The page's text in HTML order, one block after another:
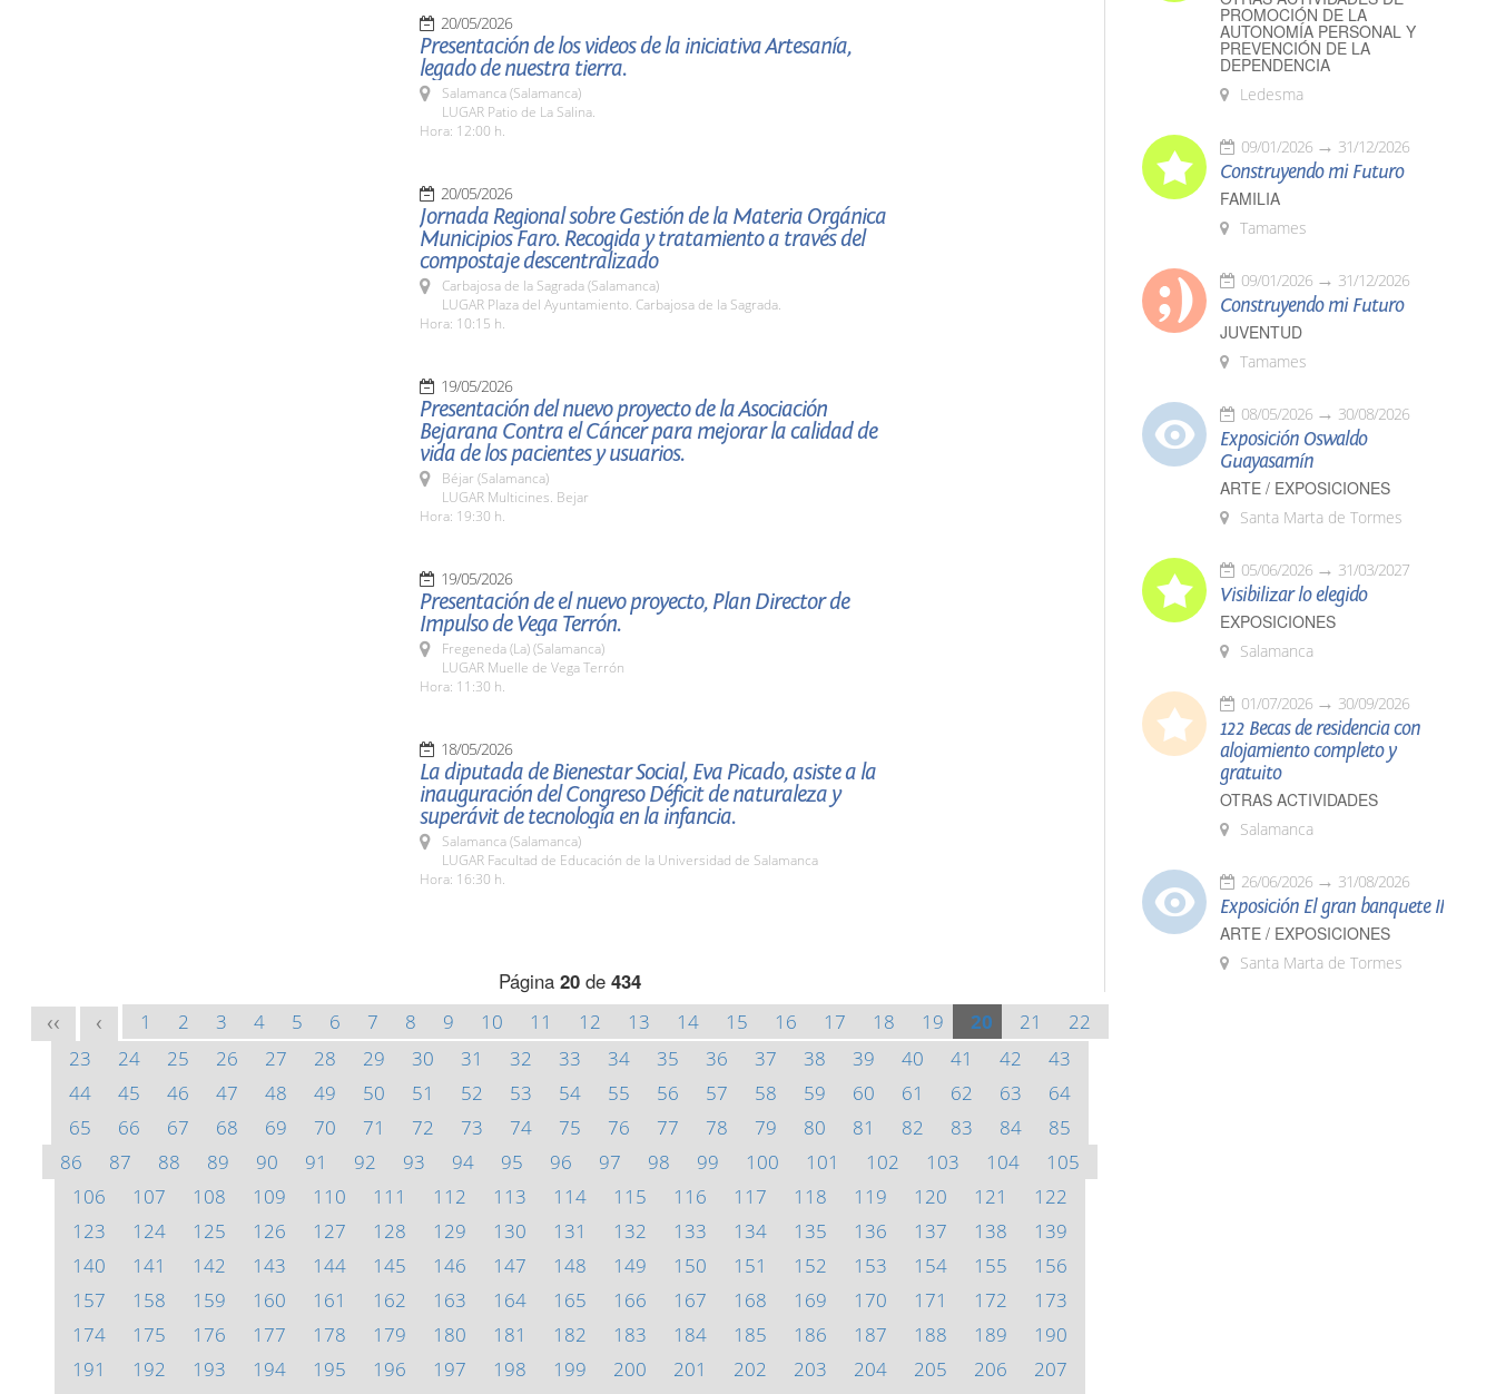
20/05/2026
Presentación de los videos de la iniciativa Artesanía,
legado de nuestra tierra.
Salamanca (Salamanca)
LUGAR Patio de La Salina.
Hora: 12:00 h.
20/05/2026
Jornada Regional sobre Gestión de la Materia Orgánica
Municipios Faro. Recogida y tratamiento a través del
compostaje descentralizado
Carbajosa de la Sagrada (Salamanca)
LUGAR Plaza del Ayuntamiento. Carbajosa de la Sagrada.
Hora: 10:15 h.
19/05/2026
Presentación del nuevo proyecto de la Asociación
Bejarana Contra el Cáncer para mejorar la calidad de
vida de los pacientes y usuarios.
Béjar (Salamanca)
LUGAR Multicines. Bejar
Hora: 19:30 h.
19/05/2026
Presentación de el nuevo proyecto, Plan Director de
Impulso de Vega Terrón.
Fregeneda (La) (Salamanca)
LUGAR Muelle de Vega Terrón
Hora: 11:30 h.
18/05/2026
La diputada de Bienestar Social, Eva Picado, asiste a la
inauguración del Congreso Déficit de naturaleza y
superávit de tecnología en la infancia.
Salamanca (Salamanca)
LUGAR Facultad de Educación de la Universidad de Salamanca
Hora: 16:30 h.
Página 20 de 434
<< < 1 2 3 4 5 6 7 8 9 10 11 12 13 14 15 16 17 18 19 20 21
22
23
24 25 26 27 28 29 30 31 32 33 34 35 36 37 38 39 40 41 42
43
44
45 46 47 48 49 50 51 52 53 54 55 56 57 58 59 60 61 62 63
64
65
66 67 68 69 70 71 72 73 74 75 76 77 78 79 80 81 82 83 84
85
86
87 88 89 90 91 92 93 94 95 96 97 98 99 100 101 102 103 104
105
106
107 108 109 110 111 112 113 114 115 116 117 118 119 120 121
122
123
124 125 126 127 128 129 130 131 132 133 134 135 136 137 138
139
140
141 142 143 144 145 146 147 148 149 150 151 152 153 154 155
156
157
158 159 160 161 162 163 164 165 166 167 168 169 170 171 172
173
174
175 176 177 178 179 180 181 182 183 184 185 186 187 188 189
190
191
192 193 194 195 196 197 198 199 200 201 202 203 204 205 206
207
PROMOCIÓN DE LA
AUTONOMÍA PERSONAL Y
PREVENCIÓN DE LA
DEPENDENCIA
Ledesma
09/01/2026 31/12/2026
Construyendo mi Futuro
FAMILIA
Tamames
09/01/2026 31/12/2026
Construyendo mi Futuro
JUVENTUD
Tamames
08/05/2026 30/08/2026
Exposición Oswaldo
Guayasamín
ARTE / EXPOSICIONES
Santa Marta de Tormes
05/06/2026 31/03/2027
Visibilizar lo elegido
EXPOSICIONES
Salamanca
01/07/2026 30/09/2026
122 Becas de residencia con
alojamiento completo y
gratuito
OTRAS ACTIVIDADES
Salamanca
26/06/2026 31/08/2026
Exposición El gran banquete II
ARTE / EXPOSICIONES
Santa Marta de Tormes